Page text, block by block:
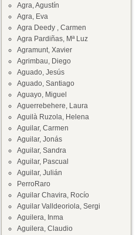
Agra, Agustín
Agra, Eva
Agra Deedy , Carmen
Agra Pardiñas, Mª Luz
Agramunt, Xavier
Agrimbau, Diego
Aguado, Jesús
Aguado, Santiago
Aguayo, Miguel
Aguerrebehere, Laura
Aguilà Ruzola, Helena
Aguilar, Carmen
Aguilar, Jonás
Aguilar, Sandra
Aguilar, Pascual
Aguilar, Julián
PerroRaro
Aguilar Chavira, Rocío
Aguilar Valldeoriola, Sergi
Aguilera, Inma
Aguilera, Claudio